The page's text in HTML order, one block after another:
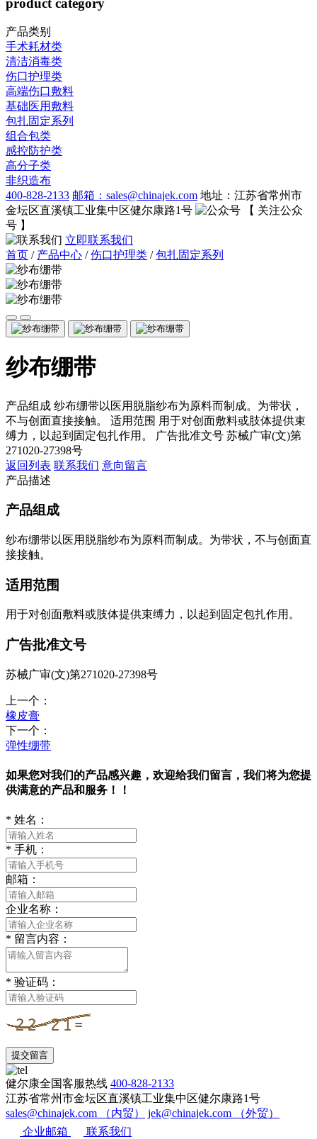
product category
产品类别
手术耗材类
清洁消毒类
伤口护理类
高端伤口敷料
基础医用敷料
包扎固定系列
组合包类
感控防护类
高分子类
非织造布
400-828-2133 邮箱：sales@chinajek.com 地址：江苏省常州市
金坛区直溪镇工业集中区健尔康路1号
【 关注公众
号 】
立即联系我们
首页 / 产品中心 /伤口护理类 /包扎固定系列
纱布绷带
产品组成 纱布绷带以医用脱脂纱布为原料而制成。为带状，
不与创面直接接触。 适用范围 用于对创面敷料或肢体提供束
缚力，以起到固定包扎作用。 广告批准文号 苏械广审(文)第
271020-27398号
返回列表 联系我们 意向留言
产品描述
产品组成
纱布绷带以医用脱脂纱布为原料而制成。为带状，不与创面直
接接触。
适用范围
用于对创面敷料或肢体提供束缚力，以起到固定包扎作用。
广告批准文号
苏械广审(文)第271020-27398号
上一个：
橡皮膏
下一个：
弹性绷带
如果您对我们的产品感兴趣，欢迎给我们留言，我们将为您提
供满意的产品和服务！！
* 姓名：
* 手机：
邮箱：
企业名称：
* 留言内容：
* 验证码：
提交留言
健尔康全国客服热线 400-828-2133
江苏省常州市金坛区直溪镇工业集中区健尔康路1号
sales@chinajek.com （内贸）
jek@chinajek.com （外贸）
企业邮箱
联系我们